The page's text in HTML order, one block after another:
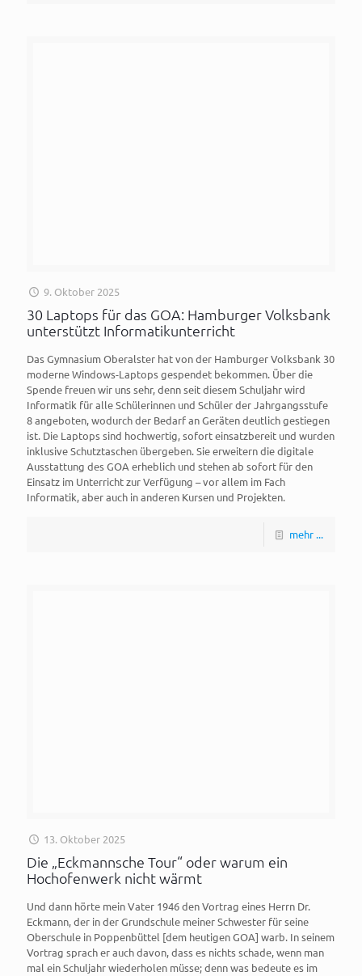
9. Oktober 2025
30 Laptops für das GOA: Hamburger Volksbank
unterstützt Informatikunterricht
Das Gymnasium Oberalster hat von der Hamburger Volksbank 30
moderne Windows-Laptops gespendet bekommen. Über die
Spende freuen wir uns sehr, denn seit diesem Schuljahr wird
Informatik für alle Schülerinnen und Schüler der Jahrgangsstufe
8 angeboten, wodurch der Bedarf an Geräten deutlich gestiegen
ist. Die Laptops sind hochwertig, sofort einsatzbereit und wurden
inklusive Schutztaschen übergeben. Sie erweitern die digitale
Ausstattung des GOA erheblich und stehen ab sofort für den
Einsatz im Unterricht zur Verfügung – vor allem im Fach
Informatik, aber auch in anderen Kursen und Projekten.
mehr ...
13. Oktober 2025
Die „Eckmannsche Tour“ oder warum ein
Hochofenwerk nicht wärmt
Und dann hörte mein Vater 1946 den Vortrag eines Herrn Dr.
Eckmann, der in der Grundschule meiner Schwester für seine
Oberschule in Poppenbüttel [dem heutigen GOA] warb. In seinem
Vortrag sprach er auch davon, dass es nichts schade, wenn man
mal ein Schuljahr wiederholen müsse; denn was bedeute es im